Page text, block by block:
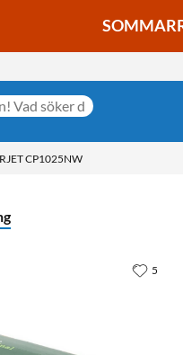
CP1025NW
5